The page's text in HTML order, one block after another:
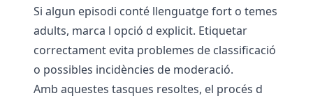
Si algun episodi conté llenguatge fort o temes
adults, marca l opció d explicit. Etiquetar
correctament evita problemes de classificació
o possibles incidències de moderació.
Amb aquestes tasques resoltes, el procés d